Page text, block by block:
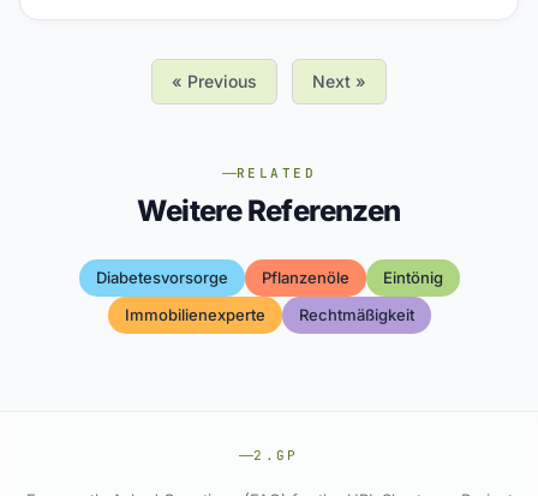
« Previous Next »
RELATED
Weitere Referenzen
Diabetesvorsorge Pflanzenöle
Eintönig
Immobilienexperte
Rechtmäßigkeit
2.GP